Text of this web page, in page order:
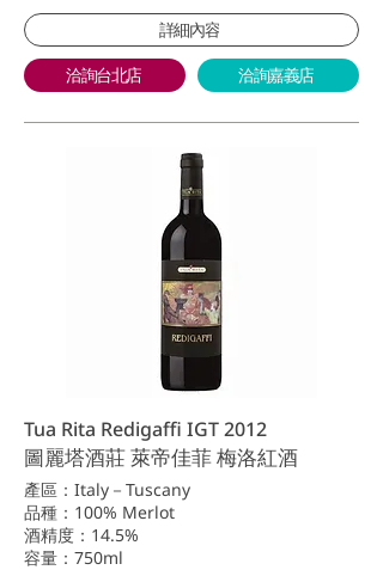
詳細內容
洽詢台北店 洽詢嘉義店
Tua Rita Redigaffi IGT 2012
圖麗塔酒莊 萊帝佳菲 梅洛紅酒
產區：Italy－Tuscany
品種：100% Merlot
酒精度：14.5%
容量：750ml